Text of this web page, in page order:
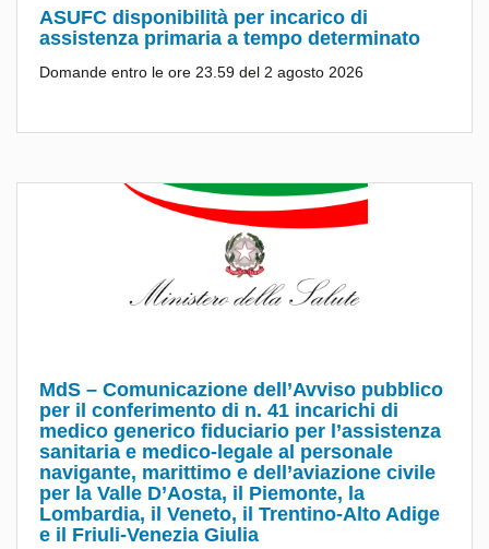
ASUFC disponibilità per incarico di
assistenza primaria a tempo determinato
Domande entro le ore 23.59 del 2 agosto 2026
MdS – Comunicazione dell’Avviso pubblico
per il conferimento di n. 41 incarichi di
medico generico fiduciario per l’assistenza
sanitaria e medico-legale al personale
navigante, marittimo e dell’aviazione civile
per la Valle D’Aosta, il Piemonte, la
Lombardia, il Veneto, il Trentino-Alto Adige
e il Friuli-Venezia Giulia